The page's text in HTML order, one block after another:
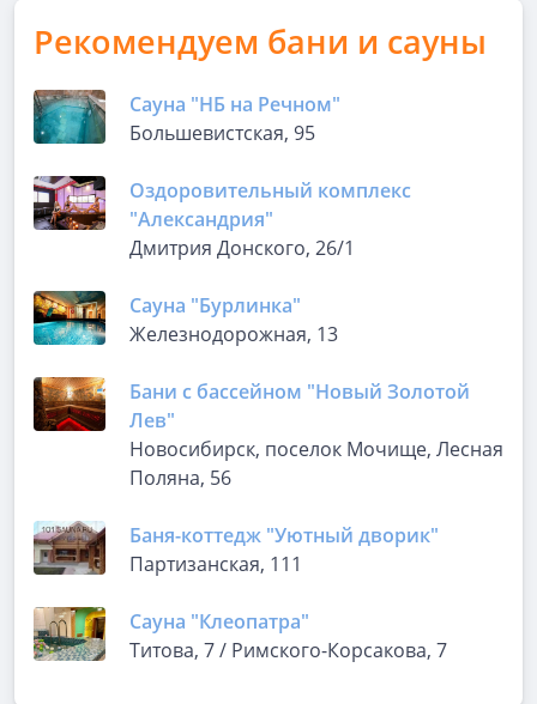
Рекомендуем бани и сауны
Сауна "НБ на Речном"
Большевистская, 95
Оздоровительный комплекс
"Александрия"
Дмитрия Донского, 26/1
Сауна "Бурлинка"
Железнодорожная, 13
Бани с бассейном "Новый Золотой
Лев"
Новосибирск, поселок Мочище, Лесная
Поляна, 56
Баня-коттедж "Уютный дворик"
Партизанская, 111
Сауна "Клеопатра"
Титова, 7 / Римского-Корсакова, 7